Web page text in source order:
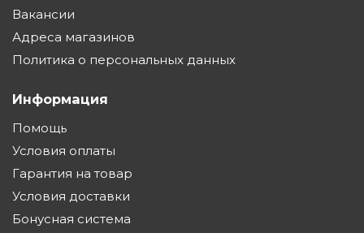
Вакансии
Адреса магазинов
Политика о персональных данных
Информация
Помощь
Условия оплаты
Гарантия на товар
Условия доставки
Бонусная система